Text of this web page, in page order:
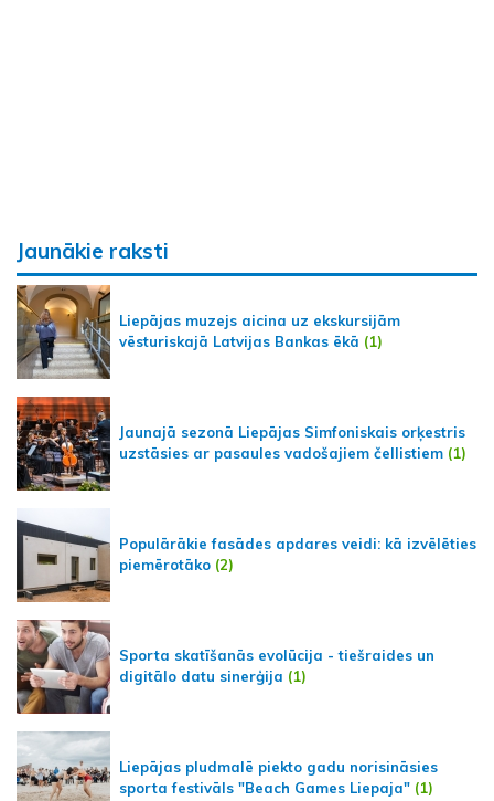
Jaunākie raksti
Liepājas muzejs aicina uz ekskursijām
vēsturiskajā Latvijas Bankas ēkā (1)
Jaunajā sezonā Liepājas Simfoniskais orķestris
uzstāsies ar pasaules vadošajiem čellistiem (1)
Populārākie fasādes apdares veidi: kā izvēlēties
piemērotāko (2)
Sporta skatīšanās evolūcija - tiešraides un
digitālo datu sinerģija (1)
Liepājas pludmalē piekto gadu norisināsies
sporta festivāls "Beach Games Liepaja" (1)